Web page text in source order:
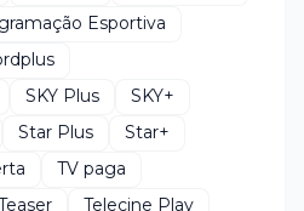
Esportiva
SKY Plus
SKY+
Star Plus
Star+
TV paga
Telecine Play